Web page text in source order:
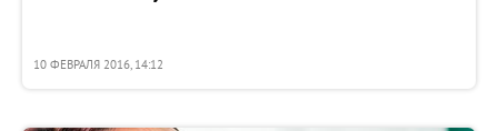
10 ФЕВРАЛЯ 2016, 14:12